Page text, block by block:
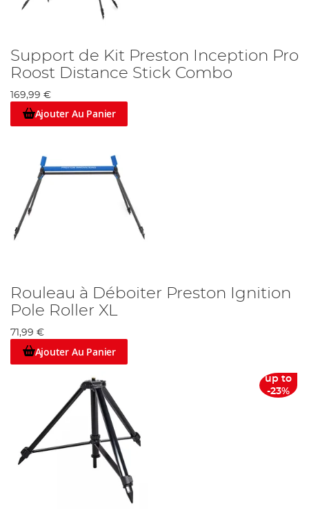
Support de Kit Preston Inception Pro
Roost Distance Stick Combo
169,99 €
Ajouter Au Panier
Rouleau à Déboiter Preston Ignition
Pole Roller XL
71,99 €
Ajouter Au Panier
up to
-23%